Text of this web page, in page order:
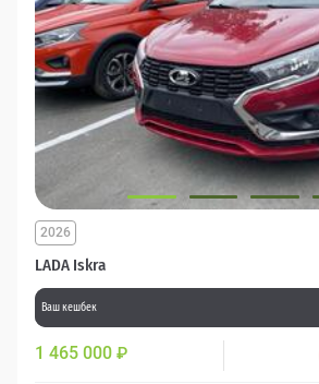
LADA Iskra
2026
Ваш кешбек
1 465 000 ₽